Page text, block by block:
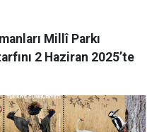
Millî Parkı
2 Haziran 2025’te